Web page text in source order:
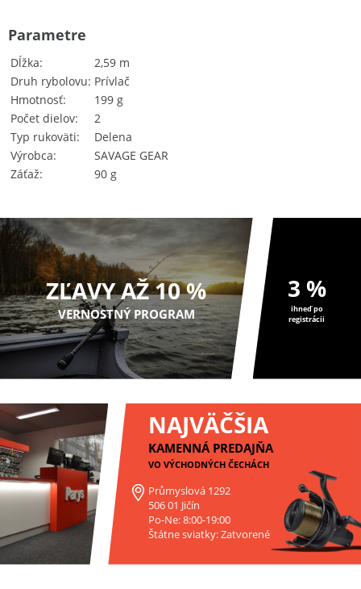
Dĺžka
2,59 m
Druh rybolovu Prívlač
Hmotnosť
199 g
Počet dielov
2
Typ rukoväti
Delena
Výrobca
SAVAGE GEAR
Záťaž
90 g
Parametre
ZĽAVY AŽ 10 %
VERNOSTNÝ PROGRAM
3 %
ihneď po
registrácii
NAJVÄČŠIA
KAMENNÁ PREDAJŇA
VO VÝCHODNÝCH ČECHÁCH
Průmyslová 1292
506 01 Jičín
Po-Ne: 8:00-19:00
Štátne sviatky: Zatvorené